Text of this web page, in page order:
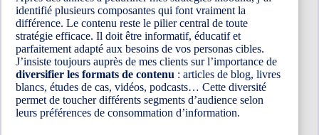
identifié plusieurs composantes qui font vraiment la
différence. Le contenu reste le pilier central de toute
stratégie efficace. Il doit être informatif, éducatif et
parfaitement adapté aux besoins de vos personas cibles.
J’insiste toujours auprès de mes clients sur l’importance de
diversifier les formats de contenu : articles de blog, livres
blancs, études de cas, vidéos, podcasts… Cette diversité
permet de toucher différents segments d’audience selon
leurs préférences de consommation d’information.